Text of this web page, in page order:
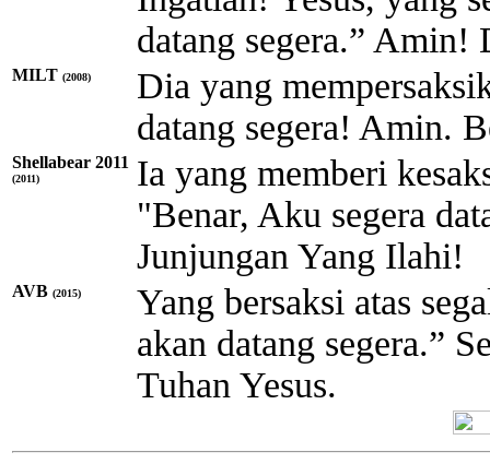
datang segera.” Amin!
MILT (2008)
Dia yang
datang segera! Amin.
Shellabear 2011
(2011)
Ia yang memberi
"Benar, Aku segera
Junjungan Yang Ilahi!
AVB (2015)
Yang bersaksi atas
akan datang segera.”
Tuhan Yesus.